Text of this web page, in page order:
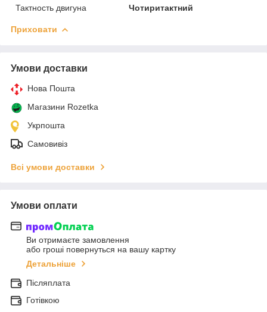
Тактность двигуна Чотиритактний
Приховати
Умови доставки
Нова Пошта
Магазини Rozetka
Укрпошта
Самовивіз
Всі умови доставки
Умови оплати
Ви отримаєте замовлення
або гроші повернуться на вашу картку
Детальніше
Післяплата
Готівкою